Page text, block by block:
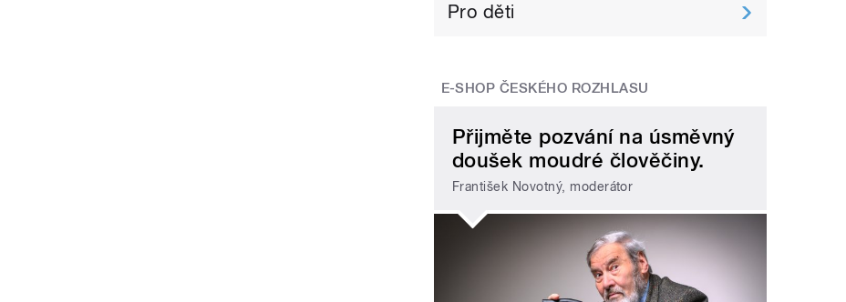
Pro děti
E-SHOP ČESKÉHO ROZHLASU
Přijměte pozvání na úsměvný
doušek moudré člověčiny.
František Novotný, moderátor